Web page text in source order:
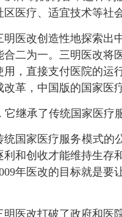
区医疗、适宜技术等社
改创造性地探索出中
合二为一。三明医改将
用，直接支付医院的运
改革，中国版的国家医
承了传统国家医疗服
家医疗服务模式的公
利和创收才能维持生存
年医改的目标就是要
改打破了政府和医院